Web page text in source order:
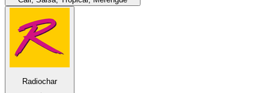
Radiochar